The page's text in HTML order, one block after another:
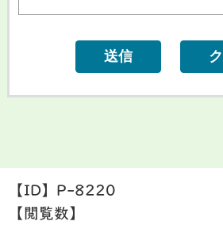
【ID】 P-8220
【閲覧数】